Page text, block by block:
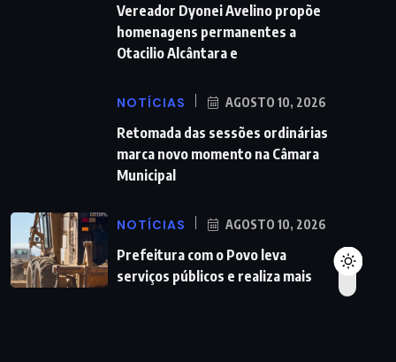
Vereador Dyonei Avelino propõe
homenagens permanentes a
Otacilio Alcântara e
NOTÍCIAS AGOSTO 10, 2026
Retomada das sessões ordinárias
marca novo momento na Câmara
Municipal
NOTÍCIAS AGOSTO 10, 2026
Prefeitura com o Povo leva
serviços públicos e realiza mais